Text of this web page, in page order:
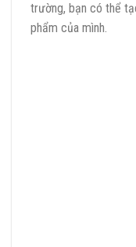
trường, bạn có thể
phẩm của mình.